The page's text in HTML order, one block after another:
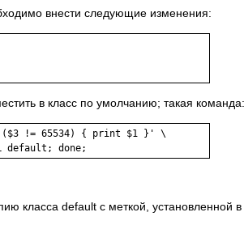
внести следующие изменения:
в класс по умолчанию; такая команда:
($3 != 65534) { print $1 }' \
default; done;
класса default с меткой, установленной в